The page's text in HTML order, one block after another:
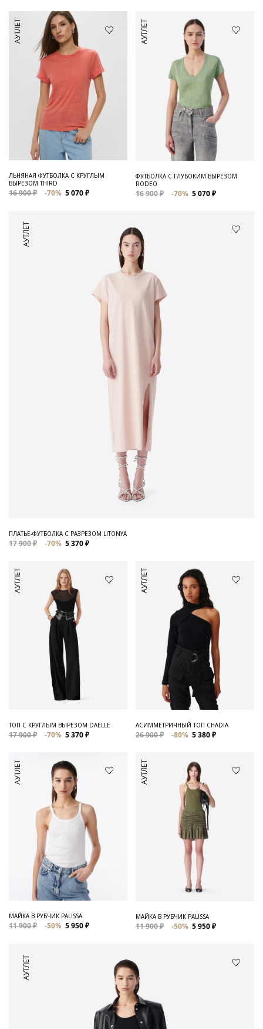
АУТЛЕТ
ЛЬНЯНАЯ ФУТБОЛКА С КРУГЛЫМ
ВЫРЕЗОМ THIRD
16 900 ₽ -70% 5 070 ₽
АУТЛЕТ
ФУТБОЛКА С ГЛУБОКИМ ВЫРЕЗОМ
RODEO
16 900 ₽ -70% 5 070 ₽
АУТЛЕТ
ПЛАТЬЕ-ФУТБОЛКА С РАЗРЕЗОМ LITONYA
17 900 ₽ -70% 5 370 ₽
АУТЛЕТ
ТОП С КРУГЛЫМ ВЫРЕЗОМ DAELLE
17 900 ₽ -70% 5 370 ₽
АУТЛЕТ
АСИММЕТРИЧНЫЙ ТОП CHADIA
26 900 ₽ -80% 5 380 ₽
АУТЛЕТ
МАЙКА В РУБЧИК PALISSA
11 900 ₽ -50% 5 950 ₽
АУТЛЕТ
МАЙКА В РУБЧИК PALISSA
11 900 ₽ -50% 5 950 ₽
АУТЛЕТ